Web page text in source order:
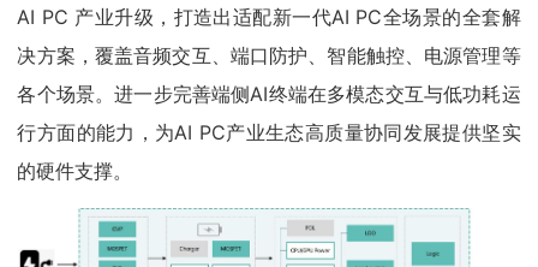
AI PC 产业升级，打造出适配新一代AI PC全场景的全套解
决方案，覆盖音频交互、端口防护、智能触控、电源管理等
各个场景。进一步完善端侧AI终端在多模态交互与低功耗运
行方面的能力，为AI PC产业生态高质量协同发展提供坚实
的硬件支撑。